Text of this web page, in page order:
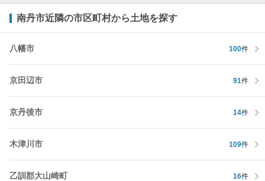
南丹市近隣の市区町村から土地を探す
八幡市 100件
京田辺市 91件
京丹後市 14件
木津川市 109件
乙訓郡大山崎町 16件